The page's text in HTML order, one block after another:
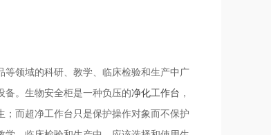
领域的科研、教学、临床检验和生产中广
备。生物安全柜是一种负压的净化工作台 ，
而超净工作台只是保护操作对象而不保护